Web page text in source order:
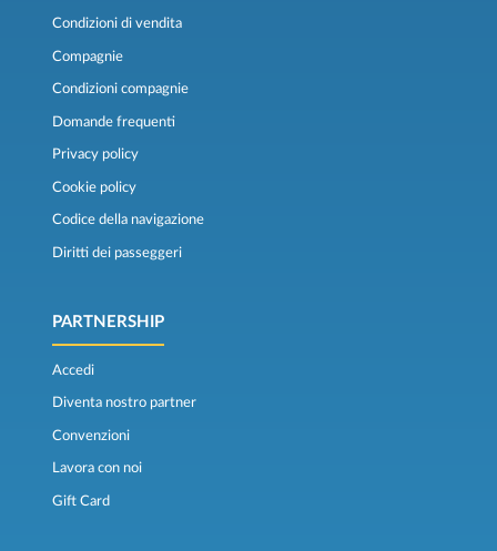
Condizioni di vendita
Compagnie
Condizioni compagnie
Domande frequenti
Privacy policy
Cookie policy
Codice della navigazione
Diritti dei passeggeri
PARTNERSHIP
Accedi
Diventa nostro partner
Convenzioni
Lavora con noi
Gift Card